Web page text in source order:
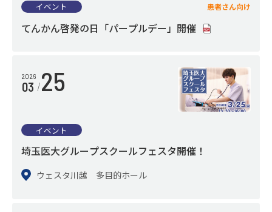
イベント 患者さん向け
てんかん啓発の日「パープルデー」開催
2026
03 25
イベント
埼玉医大グループスクールフェスタ開催！
ウェスタ川越 多目的ホール
病院長ご挨拶
病院機能評価
医薬品フォーミュラリー
身体的拘束最小化のための指針
市民公開講座